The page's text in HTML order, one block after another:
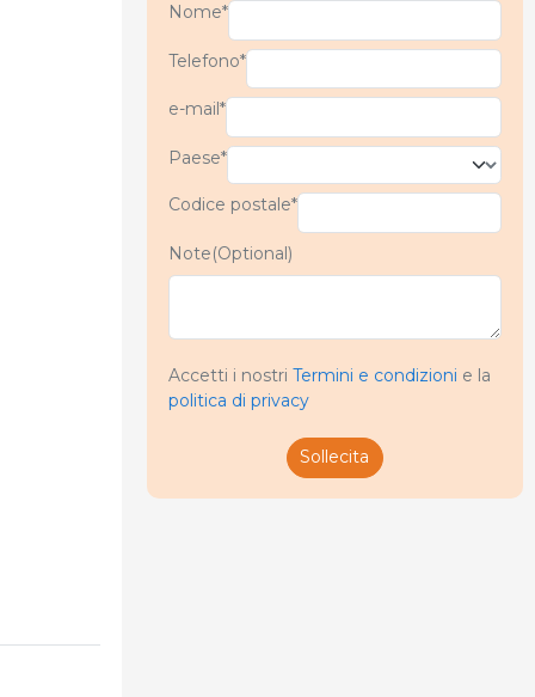
Nome*
Telefono*
e-mail*
Paese*
Codice postale*
Note(Optional)
Accetti i nostri Termini e condizioni e la
politica di privacy
Sollecita